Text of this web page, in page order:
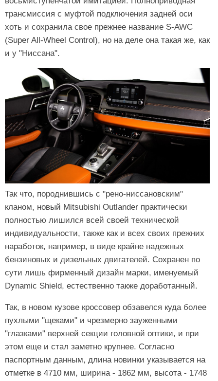
трансмиссия с муфтой подключения задней оси
хоть и сохранила свое прежнее название S-AWC
(Super All-Wheel Control), но на деле она такая же, как
и у "Ниссана".
Так что, породнившись с "рено-ниссановским"
кланом, новый Mitsubishi Outlander практически
полностью лишился всей своей технической
индивидуальности, также как и всех своих прежних
наработок, например, в виде крайне надежных
бензиновых и дизельных двигателей. Сохранен по
сути лишь фирменный дизайн марки, именуемый
Dynamic Shield, естественно также доработанный.
Так, в новом кузове кроссовер обзавелся куда более
пухлыми "щеками" и чрезмерно зауженными
"глазками" верхней секции головной оптики, и при
этом еще и стал заметно крупнее. Согласно
паспортным данным, длина новинки указывается на
отметке в 4710 мм, ширина - 1862 мм, высота - 1748